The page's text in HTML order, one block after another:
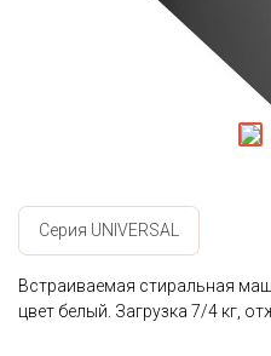
Серия UNIVERSAL
Встраиваемая стиральная
цвет белый. Загрузка 7/4 кг,